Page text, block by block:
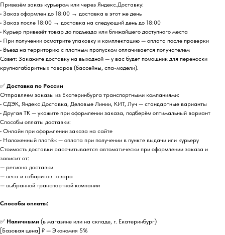
Привезём заказ курьером или через Яндекс.Доставку:
• Заказ оформлен до 18:00 → доставка в этот же день
• Заказ после 18:00 → доставка на следующий день до 18:00
• Курьер привезёт товар до подъезда или ближайшего доступного места
• При получении осмотрите упаковку и комплектацию — оплата после проверки
• Въезд на территорию с платным пропуском оплачивается получателем
Совет: Закажите доставку на выходной — у вас будет помощник для переноски
крупногабаритных товаров (бассейны, спа-модели).
✅ Доставка по России
Отправляем заказы из Екатеринбурга транспортными компаниями:
• СДЭК, Яндекс Доставка, Деловые Линии, КИТ, Луч — стандартные варианты
• Другая ТК — укажите при оформлении заказа, подберём оптимальный вариант
Способы оплаты доставки:
• Онлайн при оформлении заказа на сайте
• Наложенный платёж — оплата при получении в пункте выдачи или курьеру
Стоимость доставки рассчитывается автоматически при оформлении заказа и
зависит от:
— региона доставки
— веса и габаритов товара
— выбранной транспортной компании
Способы оплаты:
✅ Наличными (в магазине или на складе, г. Екатеринбург)
[Базовая цена] ₽ — Экономия 5%